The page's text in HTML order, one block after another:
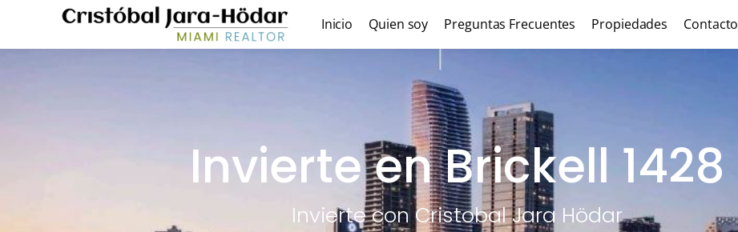
Inicio Quien soy Preguntas Frecuentes Propiedades Contacto
Invierte en Brickell 1428
Invierte con Cristobal Jara Hödar